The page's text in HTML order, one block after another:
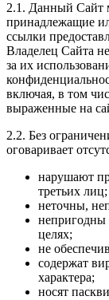
2.1. Данный Сайт
принадлежащие
ссылки
Владелец Сайта
за их
включая, в том
выраженные на
2.2. Без
оговаривает
нарушают
третьих лиц;
неточны,
непригодны
целях;
не
содержат
характера;
носят